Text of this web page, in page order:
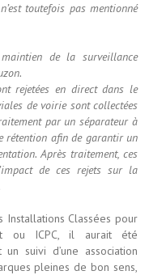
toutefois pas mentionné
de la surveillance
rejetées en direct dans le
de voirie sont collectées
par un séparateur à
rétention afin de garantir un
Après traitement, ces
de ces rejets sur la
Classées pour
ou ICPC, il aurait été
suivi d’une association
pleines de bon sens,